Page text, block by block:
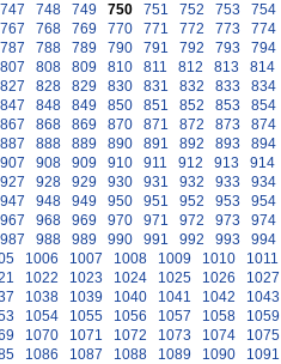
747 748 749 750 751 752 753 754
767 768 769 770 771 772 773 774
787 788 789 790 791 792 793 794
807 808 809 810 811 812 813 814
827 828 829 830 831 832 833 834
847 848 849 850 851 852 853 854
867 868 869 870 871 872 873 874
887 888 889 890 891 892 893 894
907 908 909 910 911 912 913 914
927 928 929 930 931 932 933 934
947 948 949 950 951 952 953 954
967 968 969 970 971 972 973 974
987 988 989 990 991 992 993 994
1006 1007 1008 1009 1010 1011
1022 1023 1024 1025 1026 1027
1038 1039 1040 1041 1042 1043
1054 1055 1056 1057 1058 1059
1070 1071 1072 1073 1074 1075
1086 1087 1088 1089 1090 1091